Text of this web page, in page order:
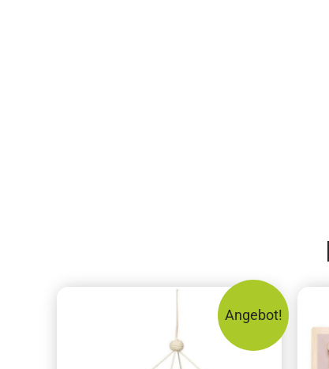
Angebot!